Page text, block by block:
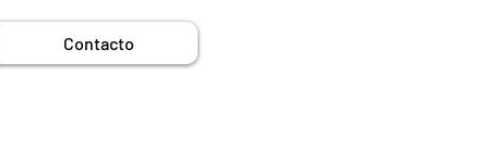
Contacto